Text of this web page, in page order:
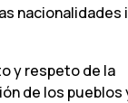
nacionalidades
y respeto de la
de los pueblos